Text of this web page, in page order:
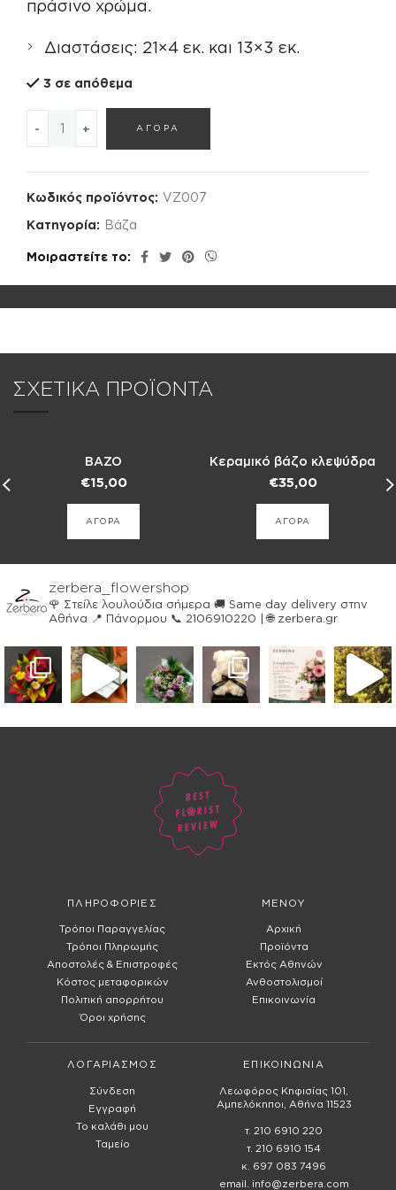
πράσινο χρώμα.
Διαστάσεις: 21×4 εκ. και 13×3 εκ.
3 σε απόθεμα
ΑΓΟΡΑ
Κωδικός προϊόντος: VZ007
Κατηγορία: Βάζα
Μοιραστείτε το
ΣΧΕΤΙΚΑ ΠΡΟΪΟΝΤΑ
ΒΑΖΟ
€15,00
ΑΓΟΡΑ
Κεραμικό βάζο κλεψύδρα
€35,00
ΑΓΟΡΑ
zerbera_flowershop
🌹 Στείλε λουλούδια σήμερα 🚚 Same day delivery στην
Αθήνα 📍 Πάνορμου 📞 2106910220 | 🌐 zerbera.gr
ΠΛΗΡΟΦΟΡΙΕΣ
Τρόποι Παραγγελίας
Τρόποι Πληρωμής
Αποστολές & Επιστροφές
Κόστος μεταφορικών
Πολιτική απορρήτου
Όροι χρήσης
ΜΕΝΟΥ
Αρχική
Προϊόντα
Εκτός Αθηνών
Ανθοστολισμοί
Επικοινωνία
ΛΟΓΑΡΙΑΣΜΟΣ
Σύνδεση
Εγγραφή
Το καλάθι μου
Ταμείο
ΕΠΙΚΟΙΝΩΝΙΑ
Λεωφόρος Κηφισίας 101,
Αμπελόκηποι, Αθήνα 11523
τ. 210 6910 220
τ. 210 6910 154
κ. 697 083 7496
email. info@zerbera.com